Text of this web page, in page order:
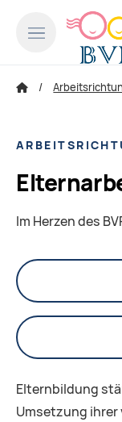
Im Herzen des
Elternbildung
Umsetzung